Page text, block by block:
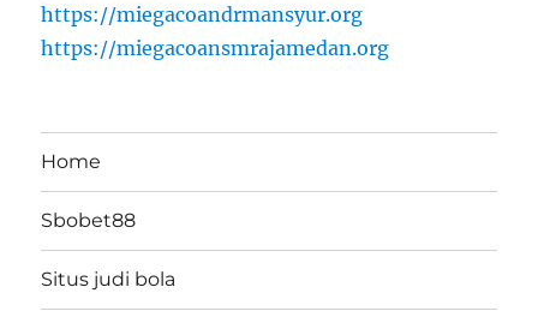
https://miegacoandrmansyur.org
https://miegacoansmrajamedan.org
Home
Sbobet88
Situs judi bola